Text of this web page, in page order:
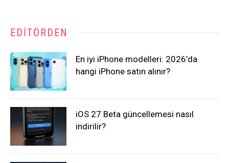
EDITÖRDEN
En iyi iPhone modelleri: 2026’da
hangi iPhone satın alınır?
iOS 27 Beta güncellemesi nasıl
indirilir?